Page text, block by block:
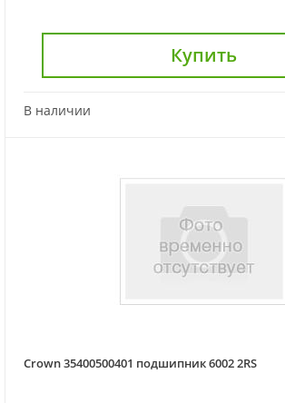
Купить
В наличии
Crown 35400500401 подшипник 6002 2RS